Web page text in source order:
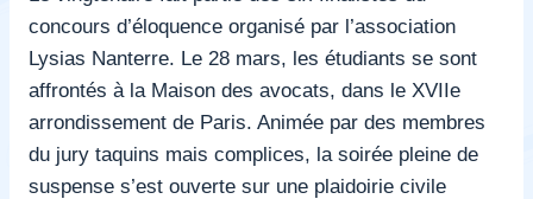
concours d’éloquence organisé par l’association
Lysias Nanterre. Le 28 mars, les étudiants se sont
affrontés à la Maison des avocats, dans le XVIIe
arrondissement de Paris. Animée par des membres
du jury taquins mais complices, la soirée pleine de
suspense s’est ouverte sur une plaidoirie civile